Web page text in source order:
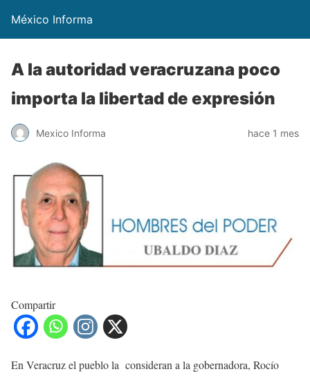
México Informa
A la autoridad veracruzana poco
importa la libertad de expresión
Mexico Informa hace 1 mes
Compartir
En Veracruz el pueblo la consideran a la gobernadora, Rocío